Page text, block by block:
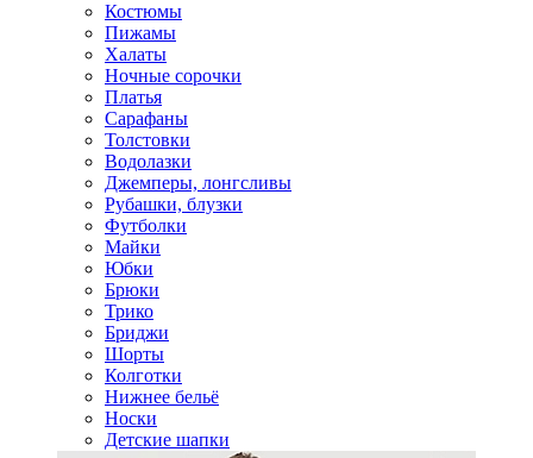
Костюмы
Пижамы
Халаты
Ночные сорочки
Платья
Сарафаны
Толстовки
Водолазки
Джемперы, лонгсливы
Рубашки, блузки
Футболки
Майки
Юбки
Брюки
Трико
Бриджи
Шорты
Колготки
Нижнее бельё
Носки
Детские шапки